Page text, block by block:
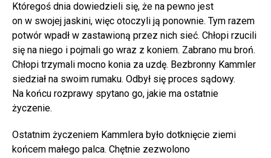
Któregoś dnia dowiedzieli się, że na pewno jest
on w swojej jaskini, więc otoczyli ją ponownie. Tym razem
potwór wpadł w zastawioną przez nich sieć. Chłopi rzucili
się na niego i pojmali go wraz z koniem. Zabrano mu broń.
Chłopi trzymali mocno konia za uzdę. Bezbronny Kammler
siedział na swoim rumaku. Odbył się proces sądowy.
Na końcu rozprawy spytano go, jakie ma ostatnie
życzenie.
Ostatnim życzeniem Kammlera było dotknięcie ziemi
końcem małego palca. Chętnie zezwolono